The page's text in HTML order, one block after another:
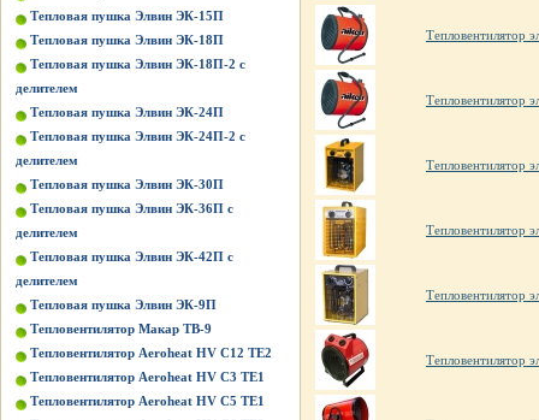
Тепловая пушка Элвин ЭК-15П
Тепловая пушка Элвин ЭК-18П
Тепловая пушка Элвин ЭК-18П-2 с
делителем
Тепловая пушка Элвин ЭК-24П
Тепловая пушка Элвин ЭК-24П-2 с
делителем
Тепловая пушка Элвин ЭК-30П
Тепловая пушка Элвин ЭК-36П с
делителем
Тепловая пушка Элвин ЭК-42П с
делителем
Тепловая пушка Элвин ЭК-9П
Тепловентилятор Макар ТВ-9
Тепловентилятор Aeroheat HV C12 TE2
Тепловентилятор Aeroheat HV C3 TE1
Тепловентилятор Aeroheat HV C5 TE1
Тепловентилятор
Тепловентилятор
Тепловентилятор
Тепловентилятор
Тепловентилятор
Тепловентилятор